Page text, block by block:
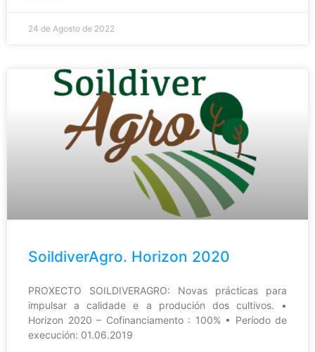
24 de Agosto de 2022
SoildiverAgro. Horizon 2020
PROXECTO SOILDIVERAGRO: Novas prácticas para
impulsar a calidade e a produción dos cultivos. •
Horizon 2020 – Cofinanciamento : 100% • Período de
execución: 01.06.2019